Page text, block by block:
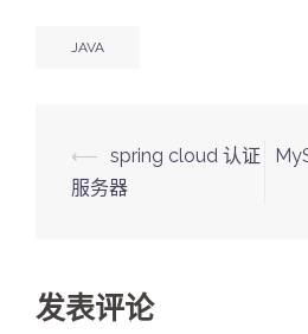
JAVA
Post
navigation
⟵ spring cloud 认证
服务器
发表评论